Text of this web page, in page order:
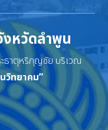
งหวัดลำพูน
ธาตุหริภุญชัย บริเวณ
นวิทยาคม”